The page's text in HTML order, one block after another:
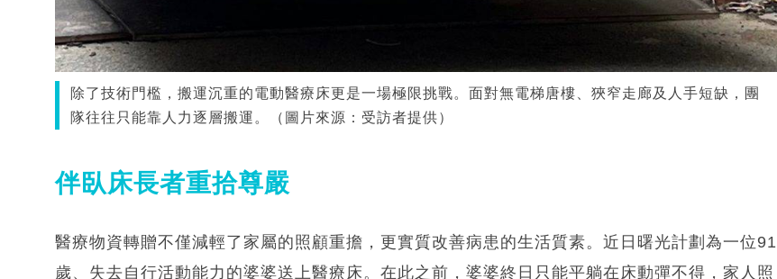
除了技術門檻，搬運沉重的電動醫療床更是一場極限挑戰。面對無電梯唐樓、狹窄走廊及人手短缺，團
隊往往只能靠人力逐層搬運。（圖片來源：受訪者提供）
伴臥床長者重拾尊嚴
醫療物資轉贈不僅減輕了家屬的照顧重擔，更實質改善病患的生活質素。近日曙光計劃為一位91
歲、失去自行活動能力的婆婆送上醫療床。在此之前，婆婆終日只能平躺在床動彈不得，家人照